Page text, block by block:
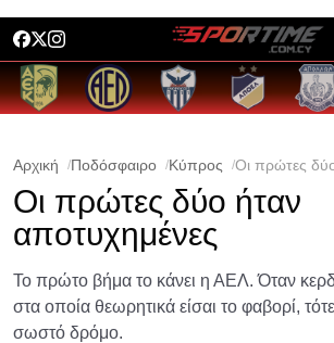
Αρχική Ποδόσφαιρο Κύπρος Οι πρώτες
Οι πρώτες δύο ήταν
αποτυχημένες
Το πρώτο βήμα το κάνει η ΑΕΛ. Όταν
στα οποία θεωρητικά είσαι το φαβορί,
σωστό δρόμο.